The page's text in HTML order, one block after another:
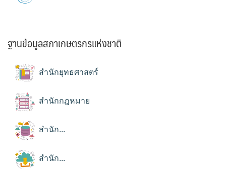
ฐานข้อมูลสภาเกษตรกรแห่งชาติ
สำนักยุทธศาสตร์
สำนักกฎหมาย
สำนัก...
สำนัก...